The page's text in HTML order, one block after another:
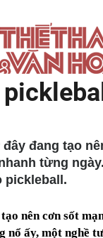
đang tạo
từng
pickleball.
nên cơn sốt
nổ ấy, một